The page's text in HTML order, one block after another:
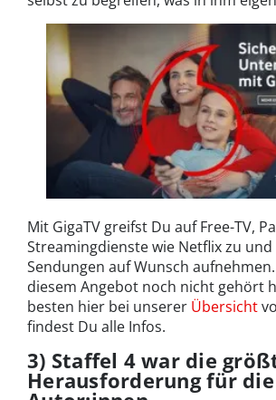
Mit GigaTV greifst Du auf Free-TV,
Streamingdienste wie Netflix zu
Sendungen auf Wunsch
diesem Angebot noch nicht gehört
besten hier bei unserer Übersicht
findest Du alle Infos.
3) Staffel 4 war die
Herausforderung für die